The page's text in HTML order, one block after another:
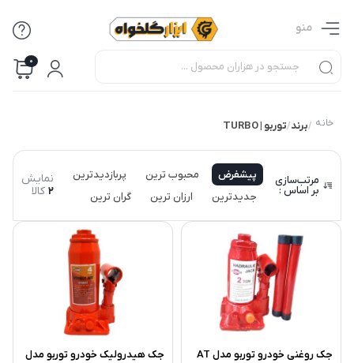
منو
0
خانه /برند/توربو | TURBO
مرتب‌سازی
بر اساس :
پیشفرض محبوب ترین
پربازدیدترین
جدیدترین
ارزان ترین گران ترین
نمایش
2 کالا
جک روغنی خودرو توربو مدل AT
جک هیدرولیک خودرو توربو مدل